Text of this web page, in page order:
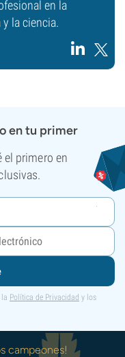
en la
la ciencia.
en tu primer
el primero en
Política de Privacidad y los
campeones!